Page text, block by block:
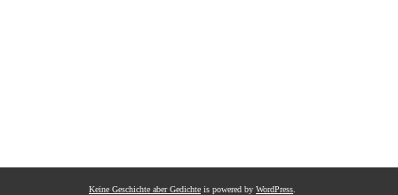
Keine Geschichte aber Gedichte is powered by WordPress